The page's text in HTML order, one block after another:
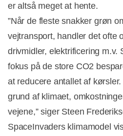
er altså meget at hente.
”Når de fleste snakker grøn
vejtransport, handler det ofte
drivmidler, elektrificering m.v.
fokus på de store CO2
at reducere antallet af
grund af klimaet,
vejene,” siger Steen
SpaceInvaders klimamodel